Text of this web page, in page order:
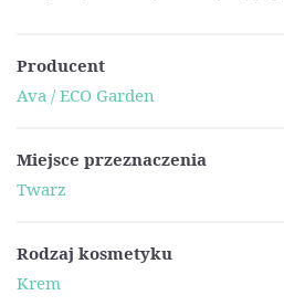
Producent
Ava / ECO Garden
Miejsce przeznaczenia
Twarz
Rodzaj kosmetyku
Krem